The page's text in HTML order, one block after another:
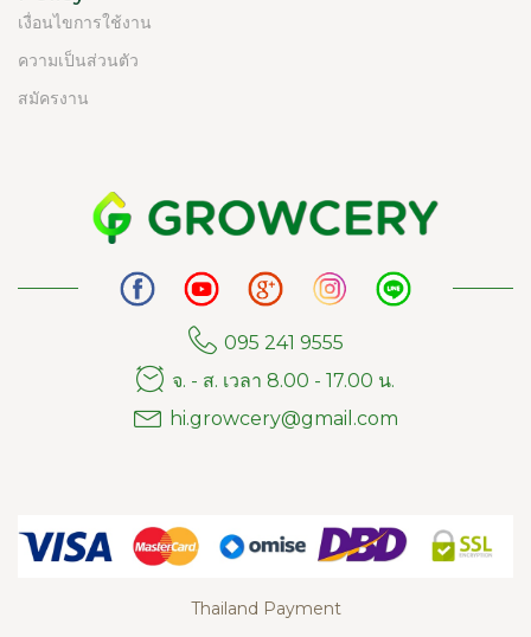
เงื่อนไขการใช้งาน
ความเป็นส่วนตัว
สมัครงาน
095 241 9555
จ. - ส. เวลา 8.00 - 17.00 น.
hi.growcery@gmail.com
Thailand Payment